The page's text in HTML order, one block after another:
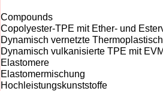
Compounds
Copolyester-TPE mit Ether- und
Dynamisch vernetzte
Dynamisch vulkanisierte TPE mit
Elastomere
Elastomermischung
Hochleistungskunststoffe